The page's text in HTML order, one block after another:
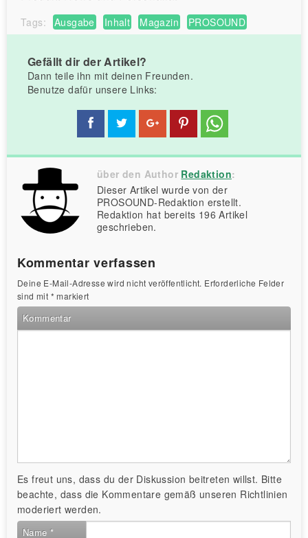
Tags: Ausgabe Inhalt Magazin PROSOUND
Gefällt dir der Artikel?
Dann teile ihn mit deinen Freunden.
Benutze dafür unsere Links:
über den Author Redaktion:
Dieser Artikel wurde von der
PROSOUND-Redaktion erstellt.
Redaktion hat bereits 196 Artikel
geschrieben.
Kommentar verfassen
Deine E-Mail-Adresse wird nicht veröffentlicht. Erforderliche Felder
sind mit * markiert
Kommentar
Es freut uns, dass du der Diskussion beitreten willst. Bitte
beachte, dass die Kommentare gemäß unseren Richtlinien
moderiert werden.
Name *